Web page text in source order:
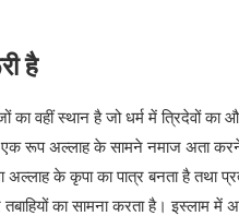
है
वहीं स्‍थान है जो धर्म में त्रिदेवों
रूप अल्‍लाह के सामने नमाज अता
के कृपा का पात्र बनता है तथा
का सामना करता है। इस्‍लाम